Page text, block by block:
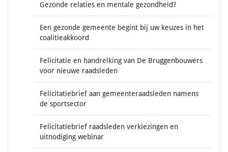
Gezonde relaties en mentale gezondheid?
Een gezonde gemeente begint bij uw keuzes in het
coalitieakkoord
Felicitatie en handreiking van De Bruggenbouwers
voor nieuwe raadsleden
Felicitatiebrief aan gemeenteraadsleden namens
de sportsector
Felicitatiebrief raadsleden verkiezingen en
uitnodiging webinar